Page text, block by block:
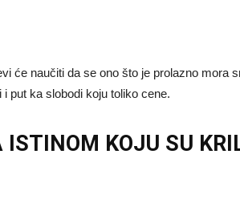
će naučiti da se ono što je prolazno mora
put ka slobodi koju toliko cene.
KOJU SU